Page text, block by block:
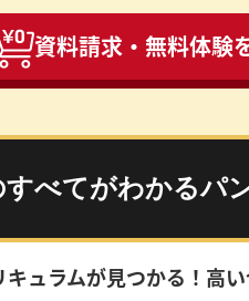
資料請求・無料体験
すべてがわかるパ
ュラムが見つかる！ 高